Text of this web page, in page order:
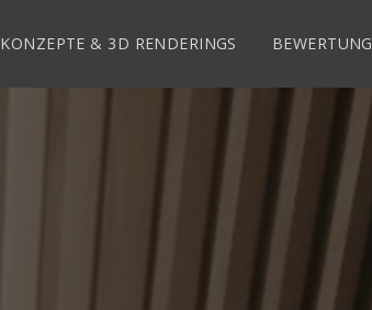
KONZEPTE & 3D RENDERINGS BEWERTUNG